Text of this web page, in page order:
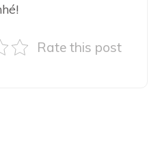
Rate this post